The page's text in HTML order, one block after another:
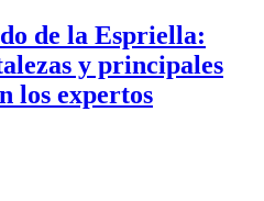
de la Espriella:
y principales
los expertos